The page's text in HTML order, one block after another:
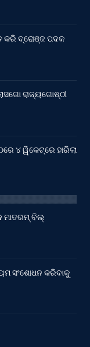
କରି ବ୍ରୋଞ୍ଜ ପଦକ
ରାଜ୍ୟଗୋଷ୍ଠୀ
୪ ୱିକେଟ୍‌ରେ ହାରିଲା
ମାତରମ୍‌ ବିଲ୍‌
ସଂଶୋଧନ କରିବାକୁ